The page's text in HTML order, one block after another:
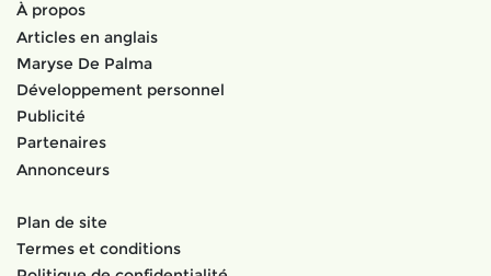
À propos
Articles en anglais
Maryse De Palma
Développement personnel
Publicité
Partenaires
Annonceurs
Plan de site
Termes et conditions